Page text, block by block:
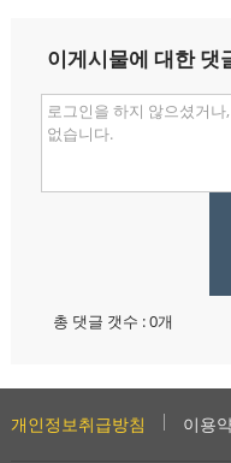
이게시물에 대한 댓
총 댓글 갯수 : 0개
개인정보취급방침 이용